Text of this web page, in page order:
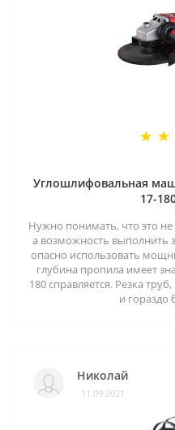
Углошлифовальная
17-
Нужно понимать, что это
а возможность выполнить
опасно использовать
глубина пропила имеет
180 справляется. Резка
и гораздо
Николай
11.09.2021